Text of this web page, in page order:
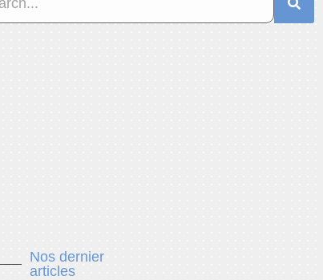
Nos dernier
articles